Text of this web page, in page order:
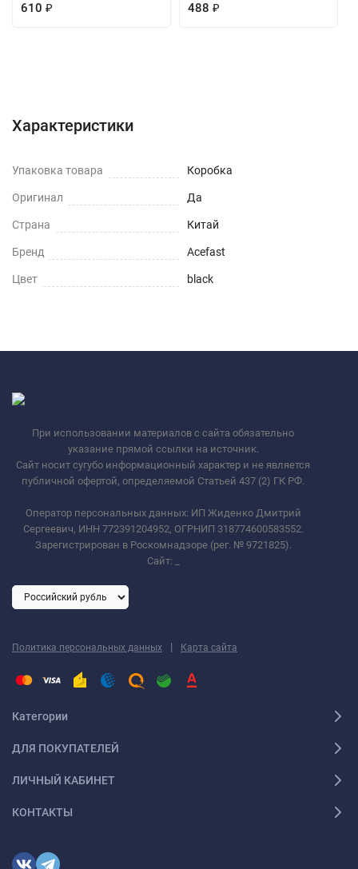
610 ₽ 488 ₽
Характеристики
Упаковка товара Коробка
Оригинал Да
Страна Китай
Бренд Acefast
Цвет black
При использовании материалов с сайта обязательно
указание прямой ссылки на источник.
Сайт носит сугубо информационный характер и не является
публичной офертой, определяемой Статьей 437 (2) ГК РФ.
Оператор персональных данных: ИП Жиденко Дмитрий
Сергеевич, ИНН 772391204952, ОГРНИП 318774600583552.
Зарегистрирован в Роскомнадзоре (рег. № 9721825).
Сайт:
Политика персональных данных | Карта сайта
Категории
ДЛЯ ПОКУПАТЕЛЕЙ
ЛИЧНЫЙ КАБИНЕТ
КОНТАКТЫ